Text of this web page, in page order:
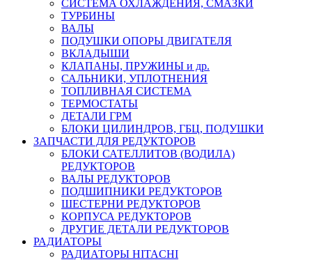
СИСТЕМА ОХЛАЖДЕНИЯ, СМАЗКИ
ТУРБИНЫ
ВАЛЫ
ПОДУШКИ ОПОРЫ ДВИГАТЕЛЯ
ВКЛАДЫШИ
КЛАПАНЫ, ПРУЖИНЫ и др.
САЛЬНИКИ, УПЛОТНЕНИЯ
ТОПЛИВНАЯ СИСТЕМА
ТЕРМОСТАТЫ
ДЕТАЛИ ГРМ
БЛОКИ ЦИЛИНДРОВ, ГБЦ, ПОДУШКИ
ЗАПЧАСТИ ДЛЯ РЕДУКТОРОВ
БЛОКИ САТЕЛЛИТОВ (ВОДИЛА)
РЕДУКТОРОВ
ВАЛЫ РЕДУКТОРОВ
ПОДШИПНИКИ РЕДУКТОРОВ
ШЕСТЕРНИ РЕДУКТОРОВ
КОРПУСА РЕДУКТОРОВ
ДРУГИЕ ДЕТАЛИ РЕДУКТОРОВ
РАДИАТОРЫ
РАДИАТОРЫ HITACHI